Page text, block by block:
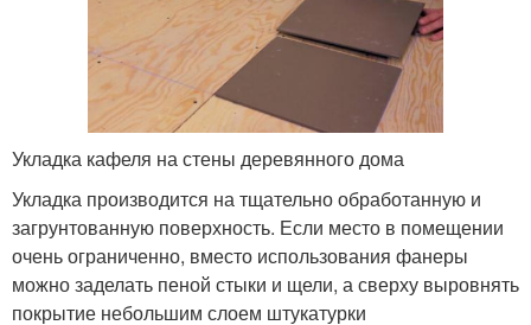
Укладка кафеля на стены деревянного дома
Укладка производится на тщательно обработанную и
загрунтованную поверхность. Если место в помещении
очень ограниченно, вместо использования фанеры
можно заделать пеной стыки и щели, а сверху выровнять
покрытие небольшим слоем штукатурки